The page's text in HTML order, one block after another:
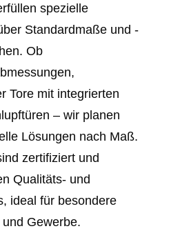
spezielle
Standardmaße und -
Ob
Tore mit integrierten
– wir planen
Lösungen nach Maß.
zertifiziert und
Qualitäts- und
ideal für besondere
Gewerbe.